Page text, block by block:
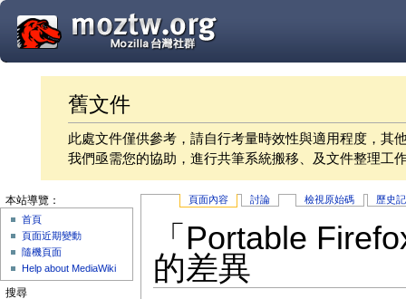
舊文件
此處文件僅供參考，請自行考量時效性與適用程度，其
我們亟需您的協助，進行共筆系統搬移、及文件整理工
頁面內容 討論 檢視原始碼 歷史
「Portable
的差異
本站導覽：
首頁
頁面近期變動
隨機頁面
Help about MediaWiki
搜尋